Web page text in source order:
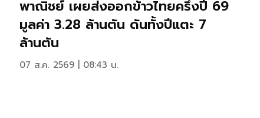
พาณิชย์ เผยส่งออกข้าวไทยครึ่งปี 69
มูลค่า 3.28 ล้านตัน ดันทั้งปีแตะ 7
ล้านตัน
07 ส.ค. 2569 | 08:43 น.